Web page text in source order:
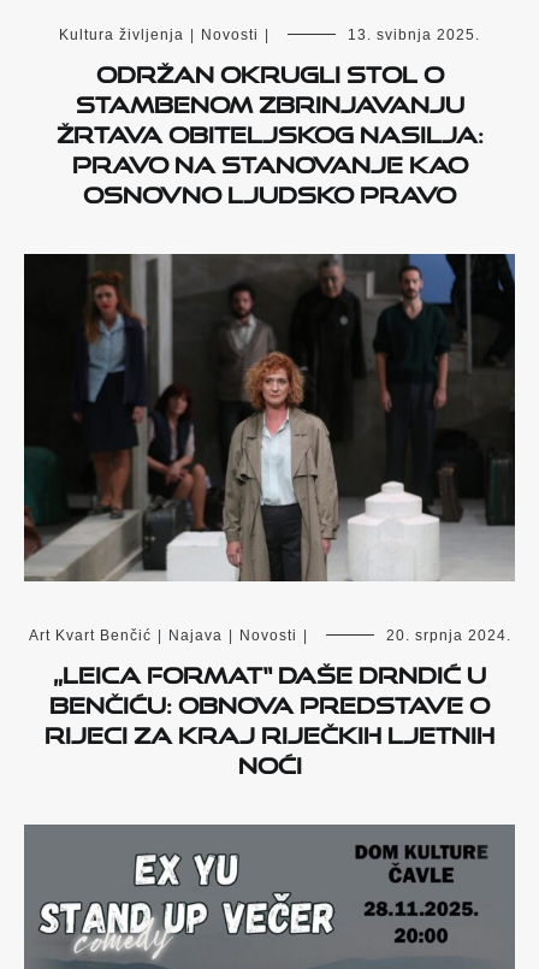
Kultura življenja Novosti 13. svibnja 2025.
Održan okrugli stol o
stambenom zbrinjavanju
žrtava obiteljskog nasilja:
Pravo na stanovanje kao
osnovno ljudsko pravo
Art Kvart Benčić Najava Novosti 20. srpnja 2024.
„Leica format“ Daše Drndić u
Benčiću: Obnova predstave o
Rijeci za kraj Riječkih ljetnih
noći